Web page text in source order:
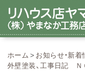
ホーム お知らせ・新着
外壁塗装、工事日記 Ｎ